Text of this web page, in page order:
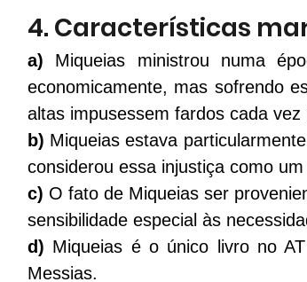
4. Características
a) Miqueias ministrou numa
economicamente, mas sofrendo
altas impusessem fardos cada
b) Miqueias estava
considerou essa injustiça como
c) O fato de Miqueias ser
sensibilidade especial às
d) Miqueias é o único livro no
Messias.